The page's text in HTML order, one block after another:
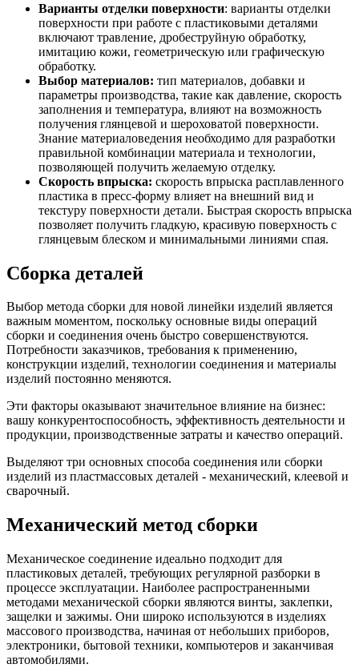
Варианты отделки поверхности: варианты отделки
поверхности при работе с пластиковыми деталями
включают травление, дробеструйную обработку,
имитацию кожи, геометрическую или графическую
обработку.
Выбор материалов: тип материалов, добавки и
параметры производства, такие как давление, скорость
заполнения и температура, влияют на возможность
получения глянцевой и шероховатой поверхности.
Знание материаловедения необходимо для разработки
правильной комбинации материала и технологии,
позволяющей получить желаемую отделку.
Скорость впрыска: скорость впрыска расплавленного
пластика в пресс-форму влияет на внешний вид и
текстуру поверхности детали. Быстрая скорость впрыска
позволяет получить гладкую, красивую поверхность с
глянцевым блеском и минимальными линиями спая.
Сборка деталей
Выбор метода сборки для новой линейки изделий является
важным моментом, поскольку основные виды операций
сборки и соединения очень быстро совершенствуются.
Потребности заказчиков, требования к применению,
конструкции изделий, технологии соединения и материалы
изделий постоянно меняются.
Эти факторы оказывают значительное влияние на бизнес:
вашу конкурентоспособность, эффективность деятельности и
продукции, производственные затраты и качество операций.
Выделяют три основных способа соединения или сборки
изделий из пластмассовых деталей - механический, клеевой и
сварочный.
Механический метод сборки
Механическое соединение идеально подходит для
пластиковых деталей, требующих регулярной разборки в
процессе эксплуатации. Наиболее распространенными
методами механической сборки являются винты, заклепки,
защелки и зажимы. Они широко используются в изделиях
массового производства, начиная от небольших приборов,
электроники, бытовой техники, компьютеров и заканчивая
автомобилями.